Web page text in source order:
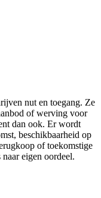
nut en toegang. Ze
of werving voor
dan ook. Er wordt
beschikbaarheid op
of toekomstige
eigen oordeel.